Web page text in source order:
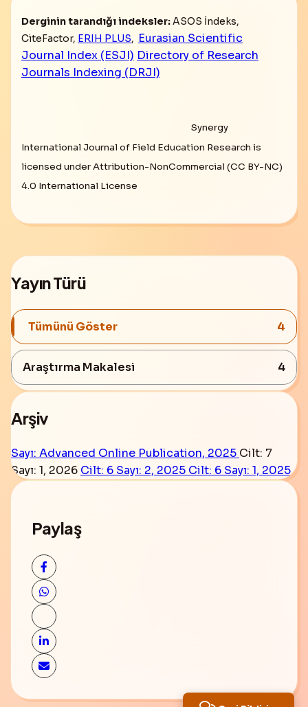
Derginin tarandığı indeksler:ASOS İndeks,
CiteFactor, ERIH PLUS, Eurasian Scientific
Journal Index (ESJI) Directory of Research
Journals Indexing (DRJI)
Synergy
International Journal of Field Education Research is
licensed under Attribution-NonCommercial (CC BY-NC)
4.0 International License
Yayın Türü
Tümünü Göster 4
Araştırma Makalesi 4
Arşiv
Sayı: Advanced Online Publication, 2025 Cilt: 7
Sayı: 1, 2026 Cilt: 6 Sayı: 2, 2025 Cilt: 6 Sayı: 1, 2025
Paylaş